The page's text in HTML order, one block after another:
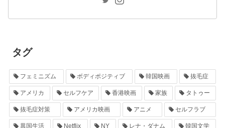
タグ
フェミニズム ボディポジティブ 韓国映画 抜毛症
アメリカ セルフケア 香港映画 家族 タトゥー
抜毛症対策 アメリカ映画 アニメ セルフラブ
異国生活 Netflix NY レナ・ダナム 韓国文学